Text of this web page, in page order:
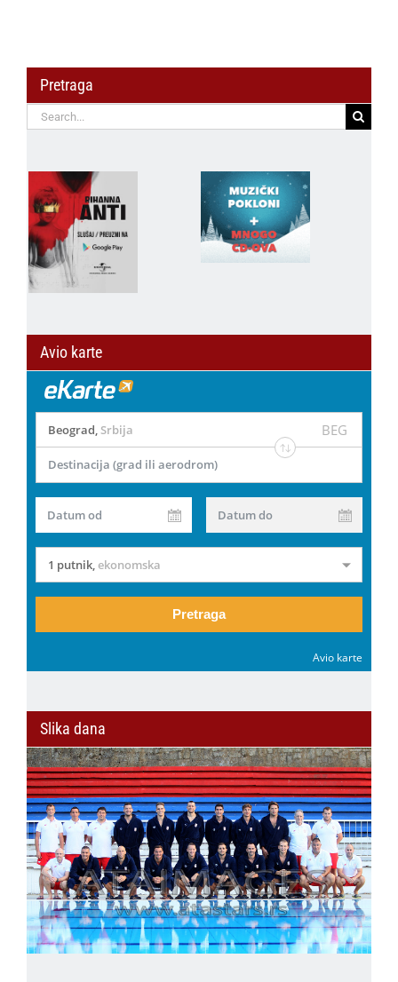
Pretraga
Search
for:
Avio karte
Beograd, Srbija BEG
Destinacija (grad ili aerodrom)
Datum od Datum do
1 putnik,ekonomska
Pretraga
Avio karte
Slika dana